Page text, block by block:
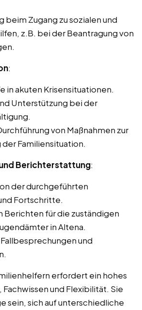
beim Zugang zu sozialen und
z.B. bei der Beantragung von
:
in akuten Krisensituationen.
Unterstützung bei der
von Maßnahmen zur
Familiensituation.
Berichterstattung:
der durchgeführten
Fortschritte.
Berichten für die zuständigen
in Altena.
und
erfordert ein hohes
Fachwissen und Flexibilität. Sie
sein, sich auf unterschiedliche